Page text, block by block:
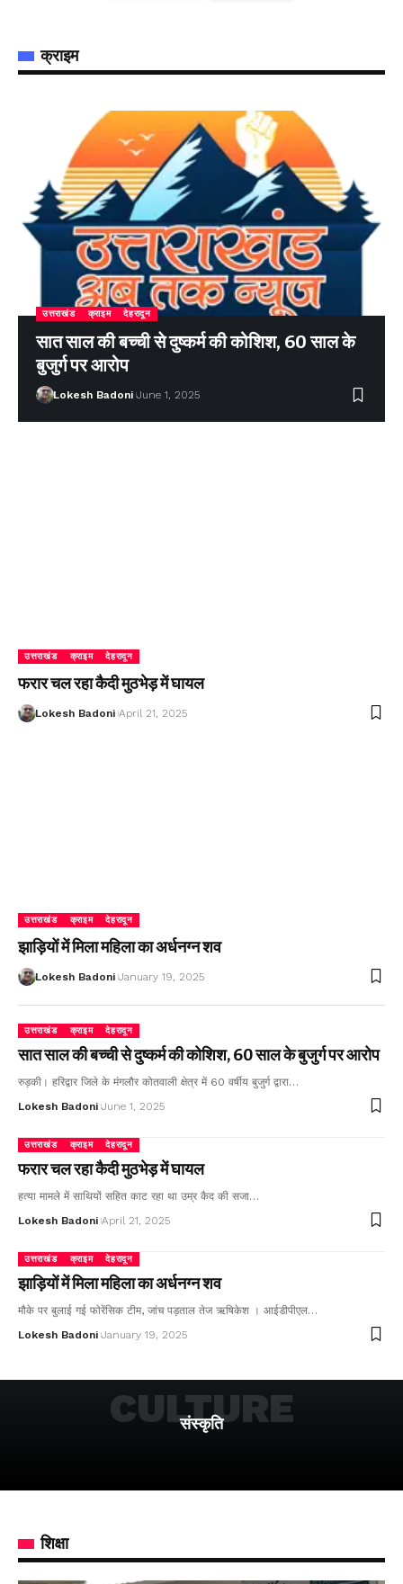
क्राइम
उत्तराखंड क्राइम देहरादून
सात साल की बच्ची से दुष्कर्म की कोशिश, 60 साल के
बुजुर्ग पर आरोप
Lokesh Badoni June 1, 2025
उत्तराखंड क्राइम देहरादून
फरार चल रहा कैदी मुठभेड़ में घायल
Lokesh Badoni April 21, 2025
उत्तराखंड क्राइम देहरादून
झाड़ियों में मिला महिला का अर्धनग्न शव
Lokesh Badoni January 19, 2025
उत्तराखंड क्राइम देहरादून
सात साल की बच्ची से दुष्कर्म की कोशिश, 60 साल के बुजुर्ग पर आरोप
रुड़की। हरिद्वार जिले के मंगलौर कोतवाली क्षेत्र में 60 वर्षीय बुजुर्ग द्वारा…
Lokesh Badoni June 1, 2025
उत्तराखंड क्राइम देहरादून
फरार चल रहा कैदी मुठभेड़ में घायल
हत्या मामले में साथियों सहित काट रहा था उम्र कैद की सजा…
Lokesh Badoni April 21, 2025
उत्तराखंड क्राइम देहरादून
झाड़ियों में मिला महिला का अर्धनग्न शव
मौके पर बुलाई गई फोरेंसिक टीम, जांच पड़ताल तेज ऋषिकेश । आईडीपीएल…
Lokesh Badoni January 19, 2025
संस्कृति
CULTURE
शिक्षा